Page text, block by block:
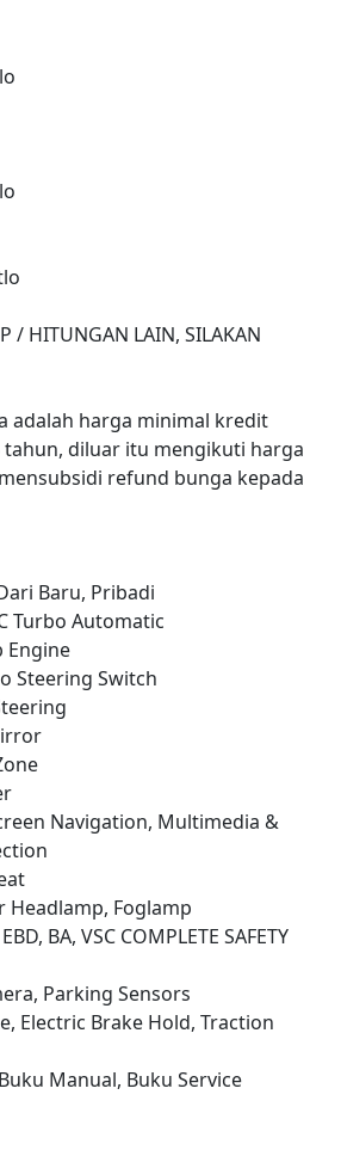
/ HITUNGAN LAIN, SILAKAN
adalah harga minimal kredit
diluar itu mengikuti harga
refund bunga kepada
Baru, Pribadi
Turbo Automatic
Engine
Steering Switch
Navigation, Multimedia &
Foglamp
BA, VSC COMPLETE SAFETY
Parking Sensors
Electric Brake Hold, Traction
Manual, Buku Service